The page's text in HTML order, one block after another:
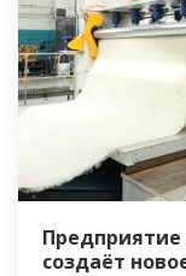
Предприятие
создаёт